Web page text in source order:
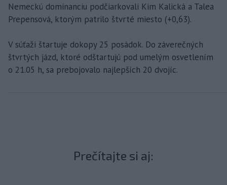
Nemeckú dominanciu podčiarkovali Kim Kalická a Talea
Prepensová, ktorým patrilo štvrté miesto (+0,63).
V súťaži štartuje dokopy 25 posádok. Do záverečných
štvrtých jázd, ktoré odštartujú pod umelým osvetlením
o 21.05 h, sa prebojovalo najlepších 20 dvojíc.
Prečítajte si aj: